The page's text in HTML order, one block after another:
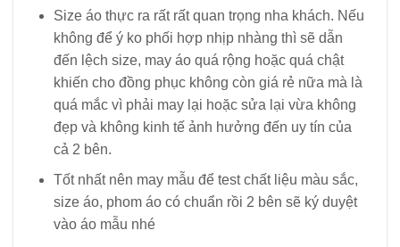
Size áo thực ra rất rất quan trọng nha khách. Nếu
không để ý ko phối hợp nhịp nhàng thì sẽ dẫn
đến lệch size, may áo quá rộng hoặc quá chật
khiến cho đồng phục không còn giá rẻ nữa mà là
quá mắc vì phải may lại hoặc sửa lại vừa không
đẹp và không kinh tế ảnh hưởng đến uy tín của
cả 2 bên.
Tốt nhất nên may mẫu để test chất liệu màu sắc,
size áo, phom áo có chuẩn rồi 2 bên sẽ ký duyệt
vào áo mẫu nhé